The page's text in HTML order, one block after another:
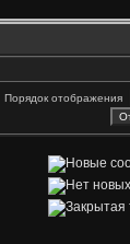
Порядок отображения